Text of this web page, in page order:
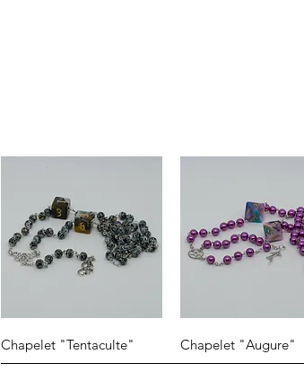
Aperçu rapide
Chapelet "Tentaculte" Aperçu rapide
Chapelet "Augure"